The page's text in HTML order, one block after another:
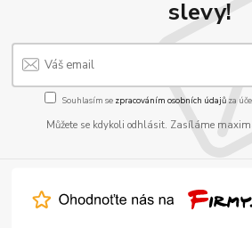
slevy!
Souhlasím se zpracováním osobních údajůza
Můžete se kdykoli odhlásit. Zasíláme